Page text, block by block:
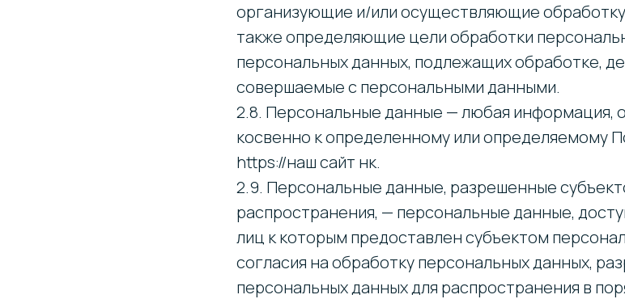
организующие и/или осуществляющие
также определяющие цели обработки
персональных данных, подлежащих обработке,
совершаемые с персональными данными.
2.8. Персональные данные — любая информация,
косвенно к определенному или определяемому
https://наш сайт нк.
2.9. Персональные данные, разрешенные
распространения, — персональные данные,
лиц к которым предоставлен субъектом
согласия на обработку персональных данных,
персональных данных для распространения в